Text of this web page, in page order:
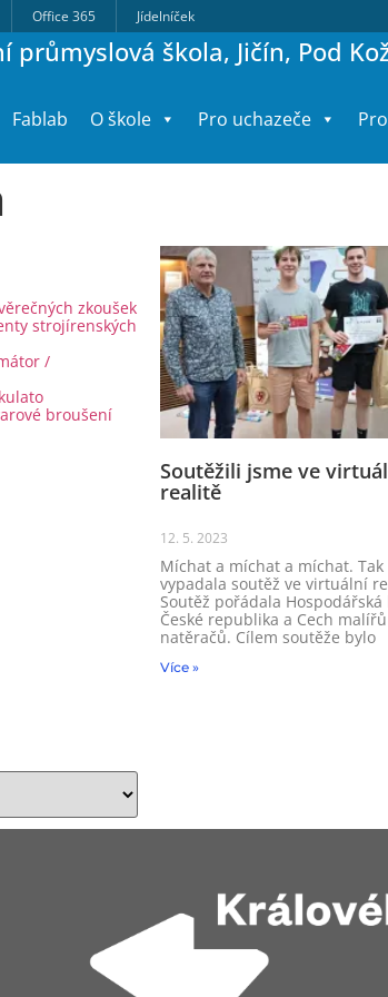
Office 365 Jídelníček
průmyslová škola, Jičín, Pod
Fablab O škole Pro uchazeče
zkoušek
strojírenských
/
broušení
Soutěžili jsme ve
realitě
12. 5. 2023
Míchat a míchat a míchat. Tak
vypadala soutěž ve virtuální
Soutěž pořádala Hospodářská
České republika a Cech
natěračů. Cílem soutěže bylo
Více »